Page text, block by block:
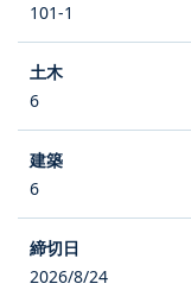
101-1
6
6
2026/8/24